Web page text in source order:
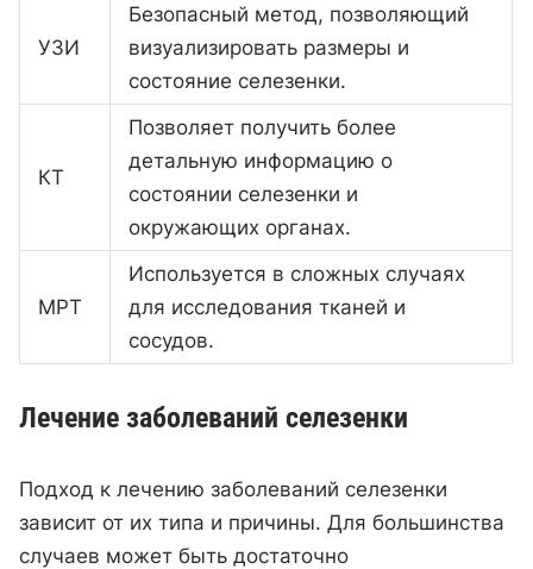
УЗИ
Безопасный метод, позволяющий
визуализировать размеры и
состояние селезенки.
КТ
Позволяет получить более
детальную информацию о
состоянии селезенки и
окружающих органах.
МРТ
Используется в сложных случаях
для исследования тканей и
сосудов.
Лечение заболеваний селезенки
Подход к лечению заболеваний селезенки
зависит от их типа и причины. Для большинства
случаев может быть достаточно